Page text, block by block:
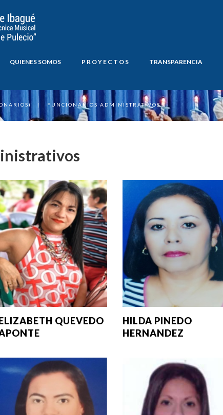
QUIENES SOMOS P R O Y E C T O S TRANSPARENCIA
| FUNCIONARIOS ADMINISTRATIVOS
QUEVEDO
HILDA PINEDO
HERNANDEZ